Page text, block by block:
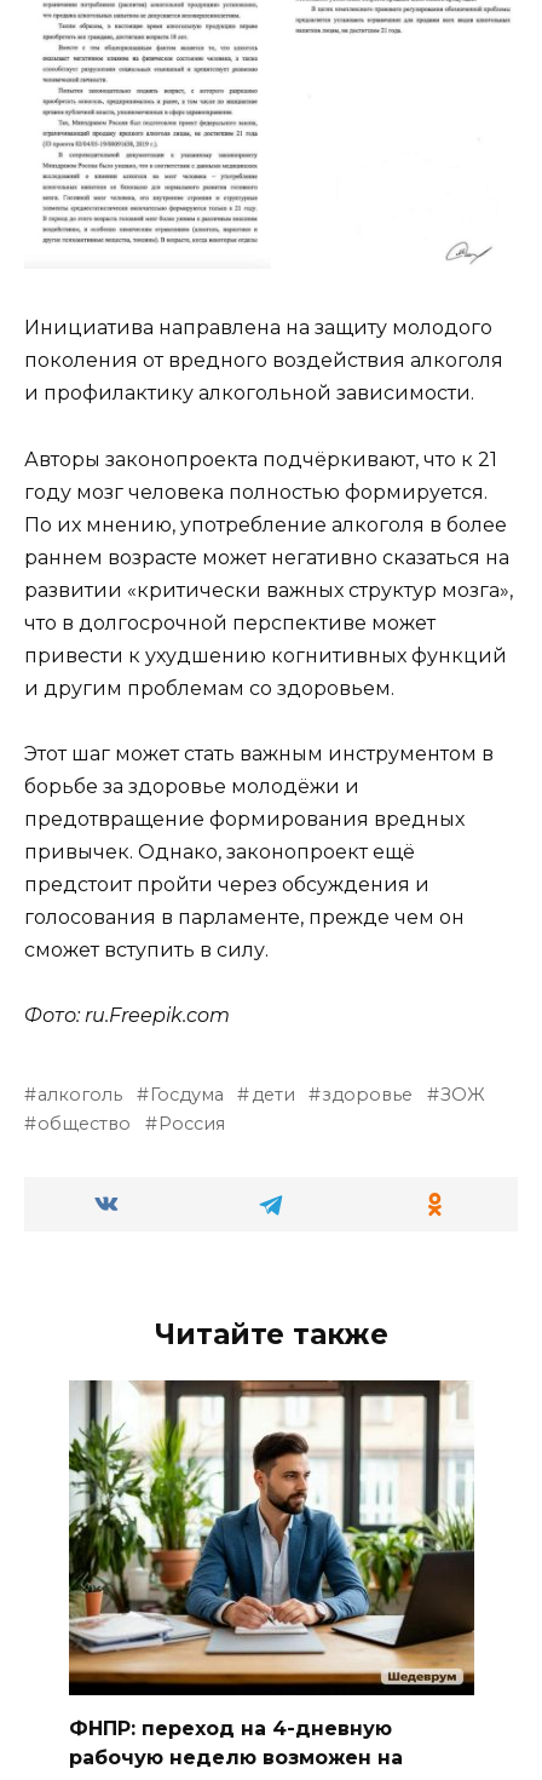
Инициатива направлена на защиту молодого
поколения от вредного воздействия алкоголя
и профилактику алкогольной зависимости.
Авторы законопроекта подчёркивают, что к 21
году мозг человека полностью формируется.
По их мнению, употребление алкоголя в более
раннем возрасте может негативно сказаться на
развитии «критически важных структур мозга»,
что в долгосрочной перспективе может
привести к ухудшению когнитивных функций
и другим проблемам со здоровьем.
Этот шаг может стать важным инструментом в
борьбе за здоровье молодёжи и
предотвращение формирования вредных
привычек. Однако, законопроект ещё
предстоит пройти через обсуждения и
голосования в парламенте, прежде чем он
сможет вступить в силу.
Фото: ru.Freepik.com
алкоголь Госдума дети здоровье
ЗОЖ
общество
Россия
Читайте также
ФНПР: переход на 4-дневную
рабочую неделю возможен на